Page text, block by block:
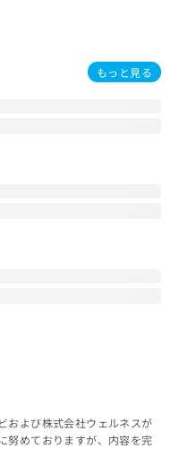
もっと見る
および株式会社ウェルネスが
努めておりますが、内容を完